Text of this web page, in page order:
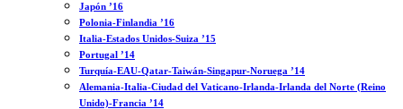
Japón ’16
Polonia-Finlandia ’16
Italia-Estados Unidos-Suiza ’15
Portugal ’14
Turquía-EAU-Qatar-Taiwán-Singapur-Noruega ’14
Alemania-Italia-Ciudad del Vaticano-Irlanda-Irlanda del Norte (Reino
Unido)-Francia ’14